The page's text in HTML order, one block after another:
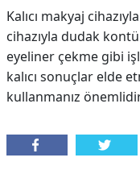
ERKEK
BAKIMI
CİLT
BAKIMI
Kalıcı makyaj
cihazıyla dudak
eyeliner çekme gibi
kalıcı sonuçlar elde
kullanmanız